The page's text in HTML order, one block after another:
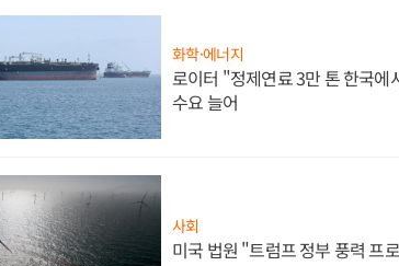
화학·에너지
로이터 "정제연료 3만 톤 한국에
수요 늘어
사회
미국 법원 "트럼프 정부 풍력 프